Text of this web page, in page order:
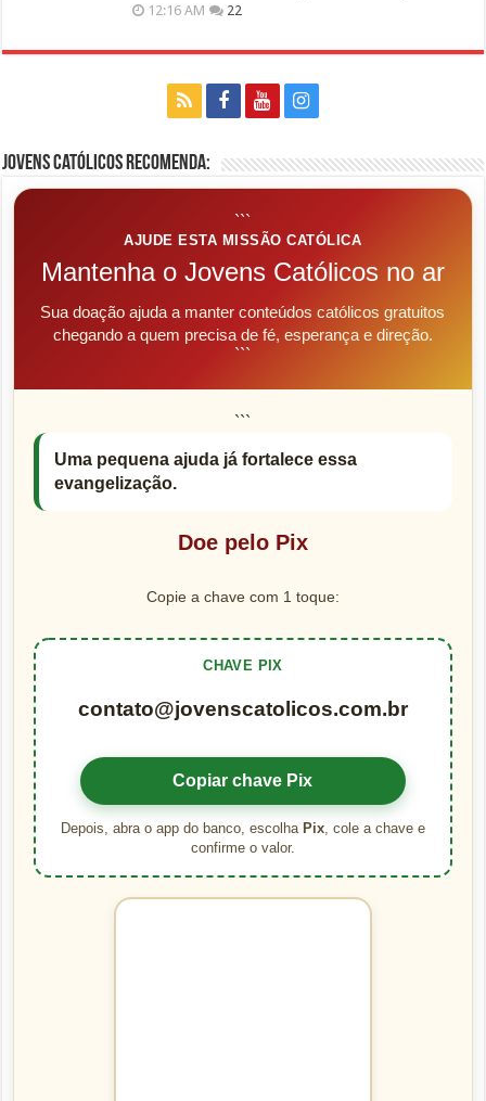
12:16 AM 22
Jovens Católicos Recomenda:
```
AJUDE ESTA MISSÃO CATÓLICA
Mantenha o Jovens Católicos no ar
Sua doação ajuda a manter conteúdos católicos gratuitos
chegando a quem precisa de fé, esperança e direção.
```
```
Uma pequena ajuda já fortalece essa
evangelização.
Doe pelo Pix
Copie a chave com 1 toque:
CHAVE PIX
contato@jovenscatolicos.com.br
Copiar chave Pix
Depois, abra o app do banco, escolha Pix, cole a chave e
confirme o valor.